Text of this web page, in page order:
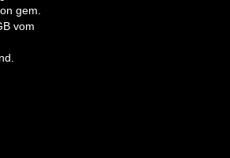
gem.
vom